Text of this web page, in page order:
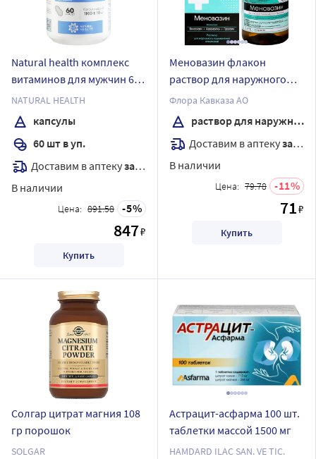
Natural health комплекс
витаминов для мужчин 60
шт. капсулы массой 1100
мг
NATURAL HEALTH
капсулы
60 шт в уп.
Доставим в аптекузавтра
В наличии
Цена: 891.58 5
847₽
Купить
Меновазин флакон
раствор для наружного
применения спиртовой 40
мл
Флора Кавказа АО
раствор для наружного применения спиртовой
Доставим в аптекузавтра
В наличии
Цена: 79.78 11
71₽
Купить
Солгар цитрат магния 108
гр порошок
SOLGAR
Астрацит-асфарма 100 шт.
таблетки массой 1500 мг
HAMDARD ILAC SAN. VE TIC.